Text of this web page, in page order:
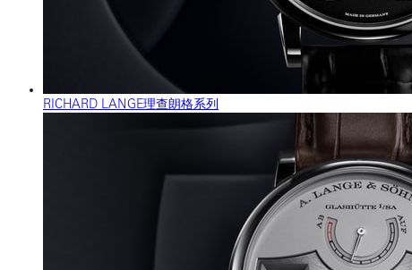
RICHARD LANGE理查朗格系列